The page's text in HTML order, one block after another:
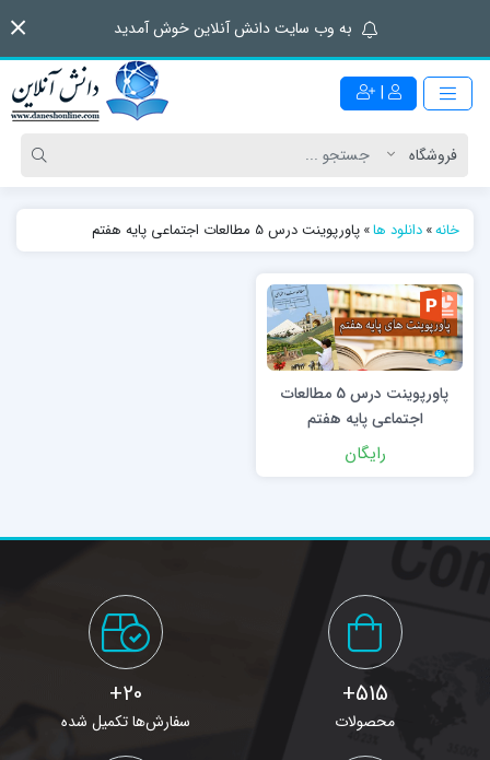
به وب سایت دانش آنلاین خوش آمدید
|
خانه»دانلود ها»پاورپوینت درس 5 مطالعات اجتماعی پایه هفتم
پاورپوینت درس 5 مطالعات
اجتماعی پایه هفتم
رایگان
515+
محصولات
20+
سفارش‌ها تکمیل شده